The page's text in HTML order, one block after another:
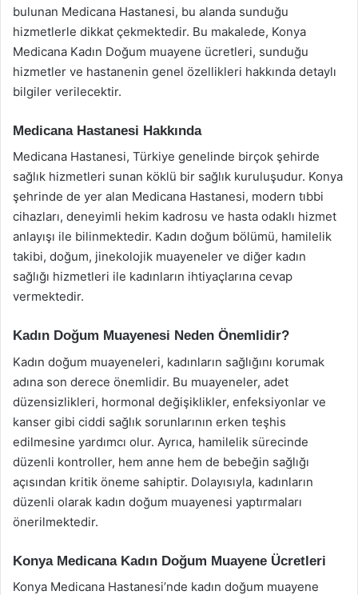
bulunan Medicana Hastanesi, bu alanda sunduğu
hizmetlerle dikkat çekmektedir. Bu makalede, Konya
Medicana Kadın Doğum muayene ücretleri, sunduğu
hizmetler ve hastanenin genel özellikleri hakkında detaylı
bilgiler verilecektir.
Medicana Hastanesi Hakkında
Medicana Hastanesi, Türkiye genelinde birçok şehirde
sağlık hizmetleri sunan köklü bir sağlık kuruluşudur. Konya
şehrinde de yer alan Medicana Hastanesi, modern tıbbi
cihazları, deneyimli hekim kadrosu ve hasta odaklı hizmet
anlayışı ile bilinmektedir. Kadın doğum bölümü, hamilelik
takibi, doğum, jinekolojik muayeneler ve diğer kadın
sağlığı hizmetleri ile kadınların ihtiyaçlarına cevap
vermektedir.
Kadın Doğum Muayenesi Neden Önemlidir?
Kadın doğum muayeneleri, kadınların sağlığını korumak
adına son derece önemlidir. Bu muayeneler, adet
düzensizlikleri, hormonal değişiklikler, enfeksiyonlar ve
kanser gibi ciddi sağlık sorunlarının erken teşhis
edilmesine yardımcı olur. Ayrıca, hamilelik sürecinde
düzenli kontroller, hem anne hem de bebeğin sağlığı
açısından kritik öneme sahiptir. Dolayısıyla, kadınların
düzenli olarak kadın doğum muayenesi yaptırmaları
önerilmektedir.
Konya Medicana Kadın Doğum Muayene Ücretleri
Konya Medicana Hastanesi’nde kadın doğum muayene